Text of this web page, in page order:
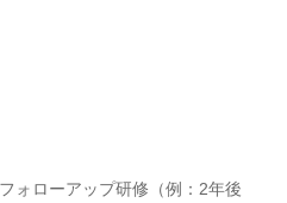
ォローアップ研修（例：2年後